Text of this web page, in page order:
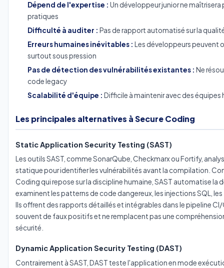
Dépend de l'expertise : Un développeur junior ne
pratiques
Difficulté à auditer : Pas de rapport automatisé sur la
Erreurs humaines inévitables : Les développeurs peuvent
surtout sous pression
Pas de détection des vulnérabilités existantes : Ne
code legacy
Scalabilité d'équipe : Difficile à maintenir avec des
Les principales alternatives à Secure Coding
Static Application Security Testing (SAST)
Les outils SAST, comme SonarQube, Checkmarx ou Fortify,
statique pour identifier les vulnérabilités avant la compilation.
Coding qui repose sur la discipline humaine, SAST automatise la
examinent les patterns de code dangereux, les injections SQL,
Ils offrent des rapports détaillés et intégrables dans le pipeline
souvent de faux positifs et ne remplacent pas une
sécurité.
Dynamic Application Security Testing (DAST)
Contrairement à SAST, DAST teste l'application en mode